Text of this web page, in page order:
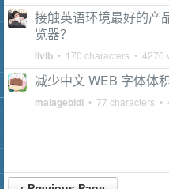
接触英语环境最好的产
览器？
livib • 170 characters • 4270
减少中文 WEB 字体体
malagebidi • 77 characters •